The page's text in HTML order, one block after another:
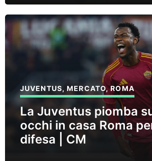
JUVENTUS,MERCATO,ROMA
La Juventus piomba
occhi in casa Roma
difesa | CM